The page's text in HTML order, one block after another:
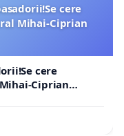
cere
Mihai-Ciprian
cere
Ciprian